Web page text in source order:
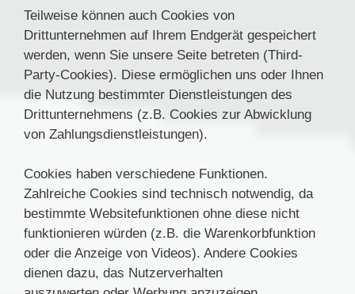
Teilweise können auch Cookies von
Drittunternehmen auf Ihrem Endgerät gespeichert
werden, wenn Sie unsere Seite betreten (Third-
Party-Cookies). Diese ermöglichen uns oder Ihnen
die Nutzung bestimmter Dienstleistungen des
Drittunternehmens (z.B. Cookies zur Abwicklung
von Zahlungsdienstleistungen).
Cookies haben verschiedene Funktionen.
Zahlreiche Cookies sind technisch notwendig, da
bestimmte Websitefunktionen ohne diese nicht
funktionieren würden (z.B. die Warenkorbfunktion
oder die Anzeige von Videos). Andere Cookies
dienen dazu, das Nutzerverhalten